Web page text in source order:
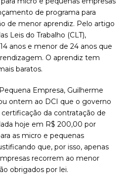
de programa para
de menor aprendiz. Pelo artigo
Leis do Trabalho (CLT),
anos e menor de 24 anos que
O aprendiz tem
baratos.
Empresa, Guilherme
ontem ao DCI que o governo
da contratação de
hoje em R$ 200,00 por
as micro e pequenas
que, por isso, apenas
recorrem ao menor
obrigados por lei.